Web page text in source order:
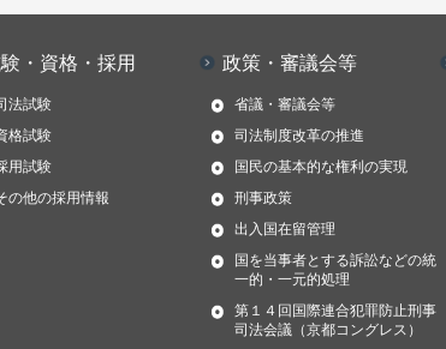
・資格・採用
法試験
格試験
用試験
の他の採用情報
政策・審議会等
省議・審議会等
司法制度改革の推進
国民の基本的な権利の実現
刑事政策
出入国在留管理
国を当事者とする訴訟などの統
一的・一元的処理
第１４回国際連合犯罪防止刑事
司法会議（京都コングレス）